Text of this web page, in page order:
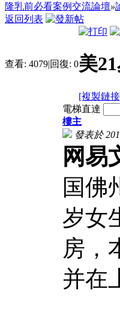
隆乳前必看案例交流論壇»
返回列表
查看: 4079|回復: 0美
[複製鏈
電梯直達
樓主
發表於
网易
国佛
岁女
房，
并在